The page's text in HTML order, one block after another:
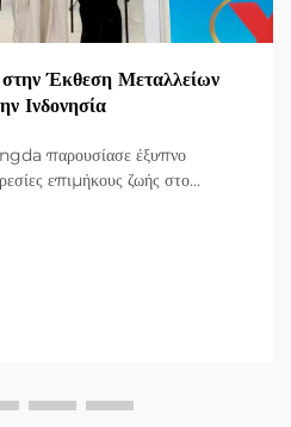
Έκθεση Μεταλλείων
Ινδονησία
παρουσίασε έξυπνο
επιμήκους ζωής στο